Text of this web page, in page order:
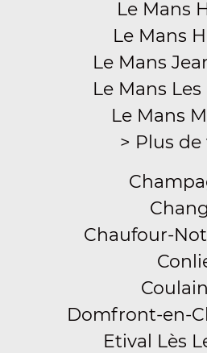
Le Mans
Le Mans
Le Mans
Le Mans
Le Mans
> Plus de
Chaufour-
Domfront-en-
Etival Lès